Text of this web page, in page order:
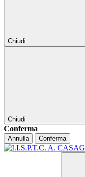
Chiudi
Chiudi
Conferma
Annulla Conferma